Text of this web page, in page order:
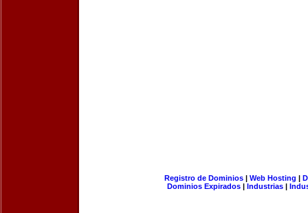
Registro de Dominios| Web Hosting |
Dominios Expirados | Industrias |